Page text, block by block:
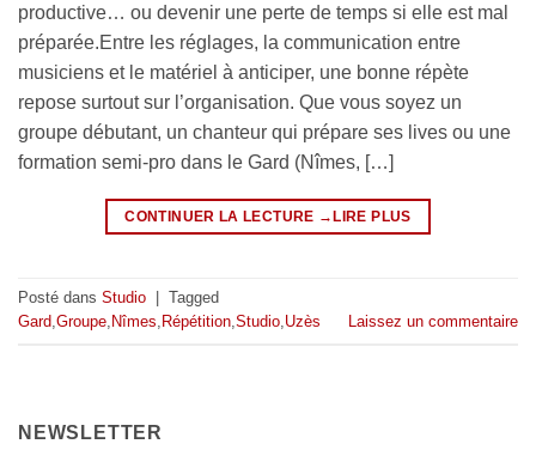
productive… ou devenir une perte de temps si elle est mal
préparée.Entre les réglages, la communication entre
musiciens et le matériel à anticiper, une bonne répète
repose surtout sur l’organisation. Que vous soyez un
groupe débutant, un chanteur qui prépare ses lives ou une
formation semi-pro dans le Gard (Nîmes, […]
CONTINUER LA LECTURE →
Posté dans Studio
Tagged
Gard Groupe Nîmes Répétition Studio Uzès Laissez un commentaire
NEWSLETTER